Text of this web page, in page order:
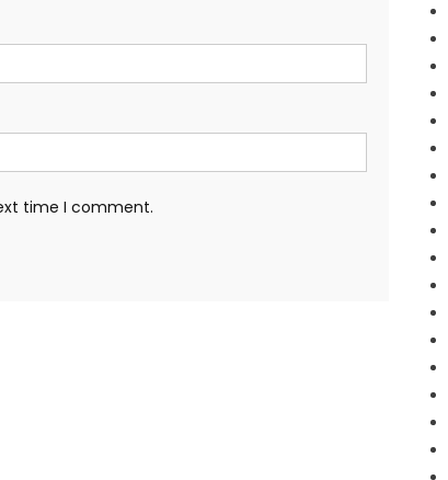
time I comment.